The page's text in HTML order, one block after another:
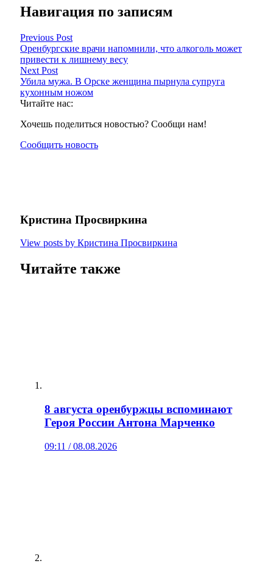
Навигация по записям
Previous Post
Оренбургские врачи напомнили, что алкоголь может
привести к лишнему весу
Next Post
Убила мужа. В Орске женщина пырнула супруга
кухонным ножом
Читайте нас:
Хочешь поделиться новостью? Сообщи нам!
Сообщить новость
Кристина Просвиркина
View posts by Кристина Просвиркина
Читайте также
8 августа оренбуржцы вспоминают
Героя России Антона Марченко
09:11 / 08.08.2026